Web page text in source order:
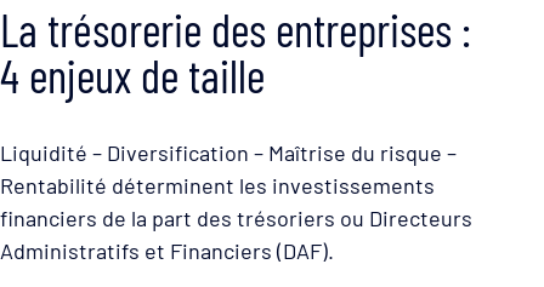
La trésorerie des entreprises :
4 enjeux de taille
Liquidité – Diversification – Maîtrise du risque –
Rentabilité déterminent les investissements
financiers de la part des trésoriers ou Directeurs
Administratifs et Financiers (DAF).